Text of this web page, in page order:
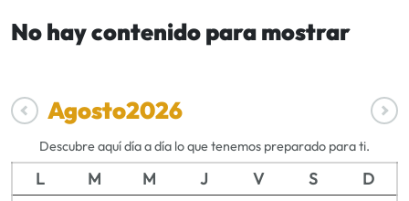
No hay contenido para mostrar
Agosto2026
Descubre aquí día a día lo que tenemos preparado para ti.
L M M J V S D